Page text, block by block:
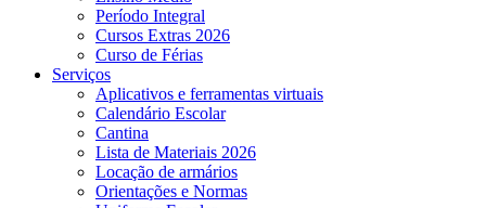
Período Integral
Cursos Extras 2026
Curso de Férias
Serviços
Aplicativos e ferramentas virtuais
Calendário Escolar
Cantina
Lista de Materiais 2026
Locação de armários
Orientações e Normas